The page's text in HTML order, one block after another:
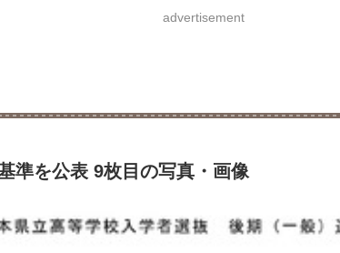
advertisement
準を公表 9枚目の写真・画像